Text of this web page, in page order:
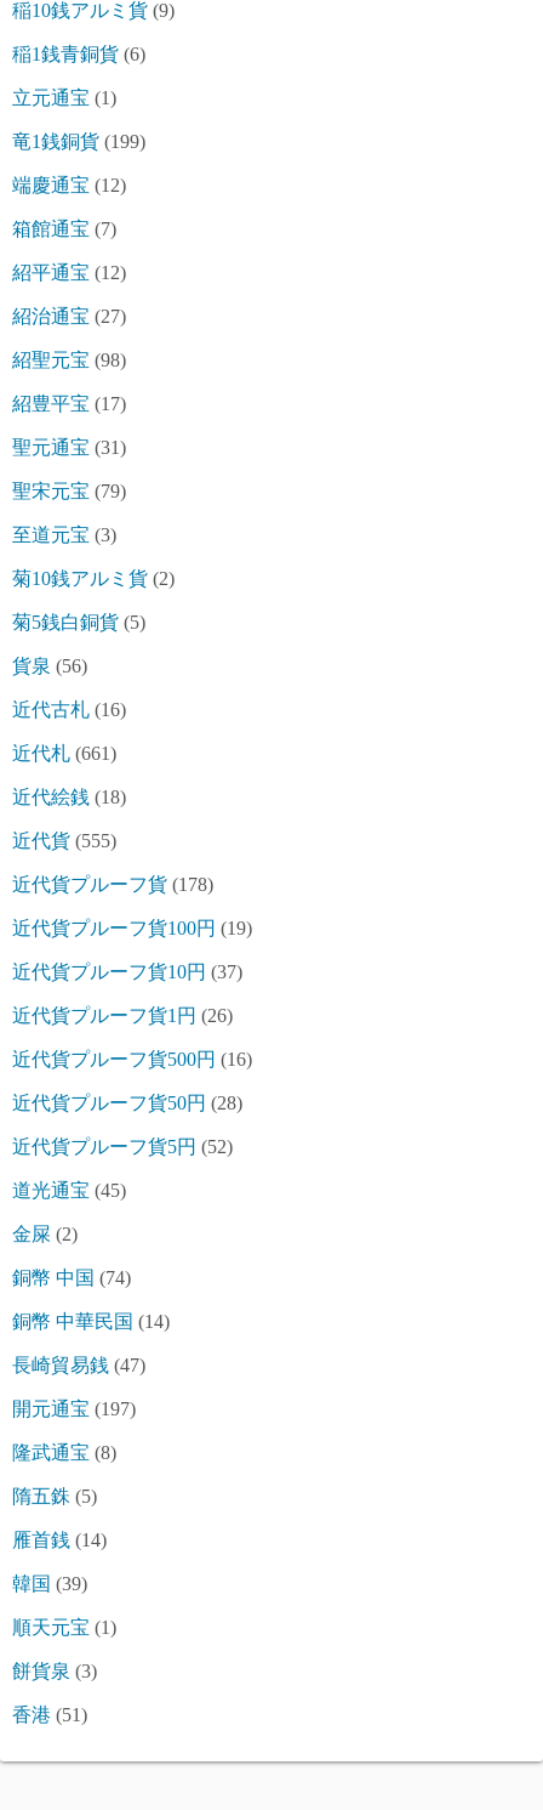
稲10銭アルミ貨 (9)
稲1銭青銅貨 (6)
立元通宝 (1)
竜1銭銅貨 (199)
端慶通宝 (12)
箱館通宝 (7)
紹平通宝 (12)
紹治通宝 (27)
紹聖元宝 (98)
紹豊平宝 (17)
聖元通宝 (31)
聖宋元宝 (79)
至道元宝 (3)
菊10銭アルミ貨 (2)
菊5銭白銅貨 (5)
貨泉 (56)
近代古札 (16)
近代札 (661)
近代絵銭 (18)
近代貨 (555)
近代貨プルーフ貨 (178)
近代貨プルーフ貨100円 (19)
近代貨プルーフ貨10円 (37)
近代貨プルーフ貨1円 (26)
近代貨プルーフ貨500円 (16)
近代貨プルーフ貨50円 (28)
近代貨プルーフ貨5円 (52)
道光通宝 (45)
金屎 (2)
銅幣 中国 (74)
銅幣 中華民国 (14)
長崎貿易銭 (47)
開元通宝 (197)
隆武通宝 (8)
隋五銖 (5)
雁首銭 (14)
韓国 (39)
順天元宝 (1)
餅貨泉 (3)
香港 (51)